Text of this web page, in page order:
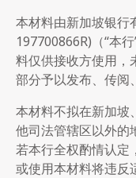
本材料由新加坡银行
197700866R)（“本
料仅供接收方使用，
部分予以发布、传阅
本材料不拟在新加坡
他司法管辖区以外的
若本行全权酌情认定
或使用本材料将违反